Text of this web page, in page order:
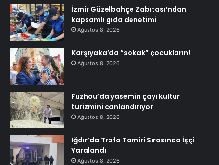
İzmir Güzelbahçe Zabıtası’ndan
kapsamlı gıda denetimi
Ağustos 8, 2026
Karşıyaka’da “sokak” çocukların!
Ağustos 8, 2026
Fuzhou’da yasemin çayı kültür
turizmini canlandırıyor
Ağustos 8, 2026
Iğdır’da Trafo Tamiri Sırasında İşçi
Yaralandı
Ağustos 8, 2026